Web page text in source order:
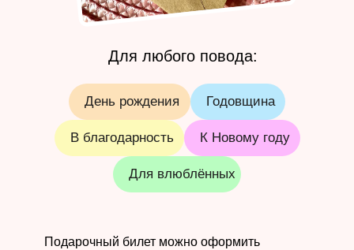
День рождения Годовщина
В благодарность К Новому году
Для влюблённых
Для любого повода:
Подарочный билет можно оформить